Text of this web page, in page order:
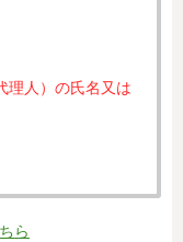
理人）の氏名又は
の対応のために利
ら